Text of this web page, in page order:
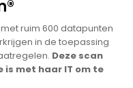
ruim 600 datapunten
in de toepassing
Deze scan
met haar IT om te